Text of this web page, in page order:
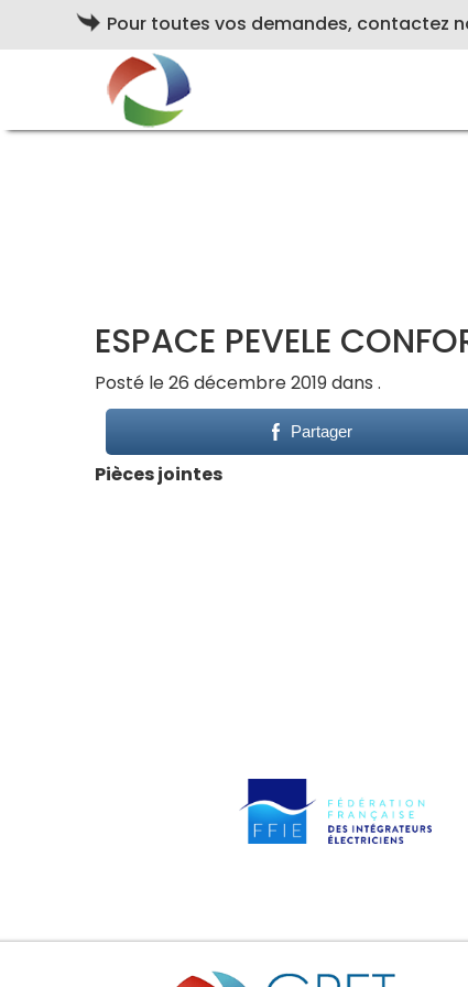
Pour toutes vos demandes, contactez
ESPACE PEVELE
Posté le 26 décembre 2019 dans .
Partager
Pièces jointes